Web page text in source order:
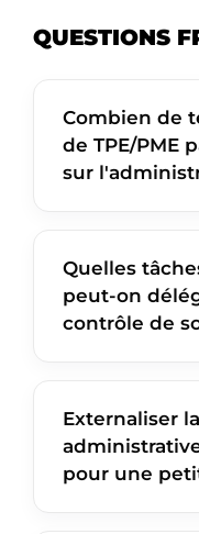
QUESTIONS
Combien de
de TPE/PME
sur
Quelles
peut-on
contrôle de
Externaliser
pour une